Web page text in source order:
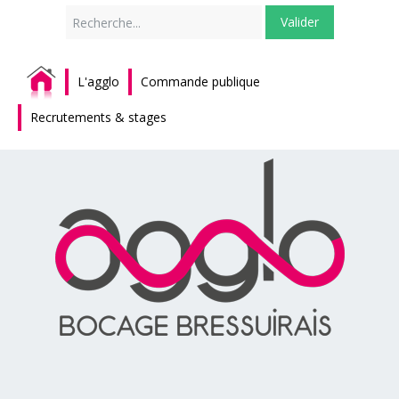
Valider
L'agglo Commande publique
Recrutements & stages